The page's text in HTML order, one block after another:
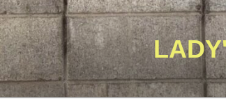
コ
ン
テ
ン
ツ
へ